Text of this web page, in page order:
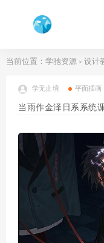
当前位置： 学驰资源 > 设计
学无止境 平面插画
当雨作金泽日系系统